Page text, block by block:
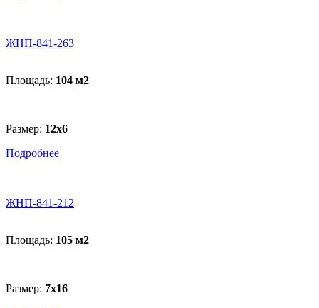
ЖНП-841-263
Площадь: 104 м2
Размер: 12x6
Подробнее
ЖНП-841-212
Площадь: 105 м2
Размер: 7х16